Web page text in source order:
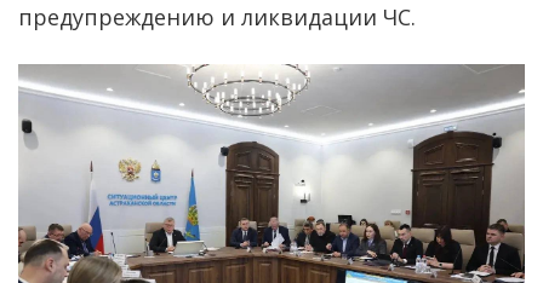
предупреждению и ликвидации ЧС.